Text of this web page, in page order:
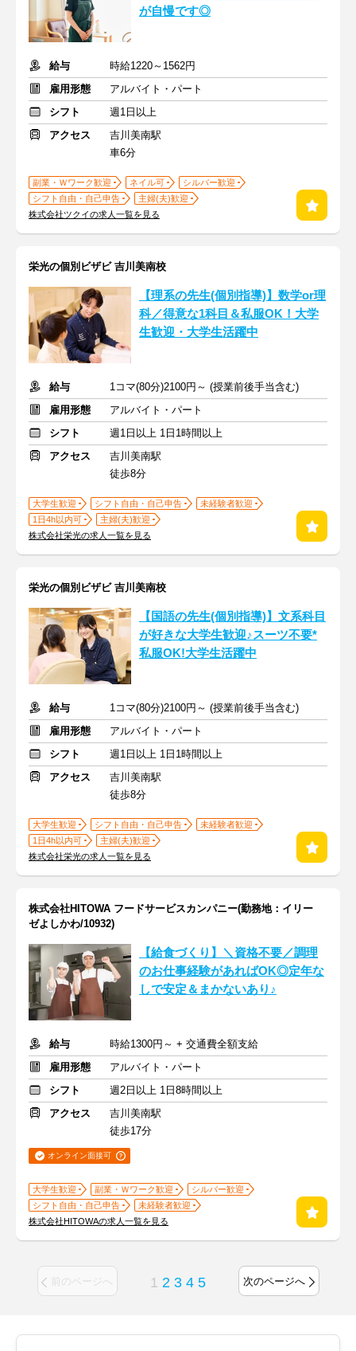
が自慢です◎
給与
時給1220～1562円
雇用形態
アルバイト・パート
シフト
週1日以上
アクセス
吉川美南駅
車6分
副業・Ｗワーク歓迎 ネイル可
シルバー歓迎
シフト自由・自己申告
主婦(夫)歓迎
株式会社ツクイの求人一覧を見る
栄光の個別ビザビ 吉川美南校
【理系の先生(個別指導)】数学or理
科／得意な1科目＆私服OK！大学
生歓迎・大学生活躍中
給与
1コマ(80分)2100円～ (授業前後手当含む)
雇用形態
アルバイト・パート
シフト
週1日以上 1日1時間以上
アクセス
吉川美南駅
徒歩8分
大学生歓迎 シフト自由・自己申告
未経験者歓迎
1日4h以内可
主婦(夫)歓迎
株式会社栄光の求人一覧を見る
栄光の個別ビザビ 吉川美南校
【国語の先生(個別指導)】文系科目
が好きな大学生歓迎♪スーツ不要*
私服OK!大学生活躍中
給与
1コマ(80分)2100円～ (授業前後手当含む)
雇用形態
アルバイト・パート
シフト
週1日以上 1日1時間以上
アクセス
吉川美南駅
徒歩8分
大学生歓迎 シフト自由・自己申告
未経験者歓迎
1日4h以内可
主婦(夫)歓迎
株式会社栄光の求人一覧を見る
株式会社HITOWA フードサービスカンパニー(勤務地：イリー
ゼよしかわ/10932)
【給食づくり】＼資格不要／調理
のお仕事経験があればOK◎定年な
しで安定＆まかないあり♪
給与
時給1300円～ + 交通費全額支給
雇用形態
アルバイト・パート
シフト
週2日以上 1日8時間以上
アクセス
吉川美南駅
徒歩17分
オンライン面接可
大学生歓迎 副業・Ｗワーク歓迎
シルバー歓迎
シフト自由・自己申告
未経験者歓迎
株式会社HITOWAの求人一覧を見る
前のページへ 1 2 3 4 5 次のページへ